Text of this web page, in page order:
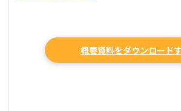
概要資料をダウンロード